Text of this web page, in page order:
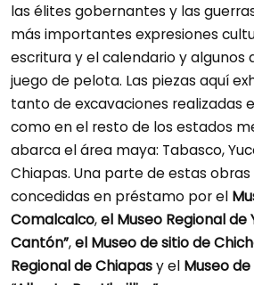
las élites gobernantes y las
más importantes expresiones
escritura y el calendario y algunos
juego de pelota. Las piezas aquí
tanto de excavaciones realizadas
como en el resto de los estados
abarca el área maya: Tabasco,
Chiapas. Una parte de estas obras
concedidas en préstamo por el
Comalcalco,el Museo Regional de
Cantón”,el Museo de sitio de
Regional de Chiapasy el Museo